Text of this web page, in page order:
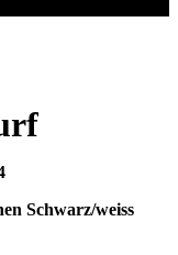
Schwarz/weiss